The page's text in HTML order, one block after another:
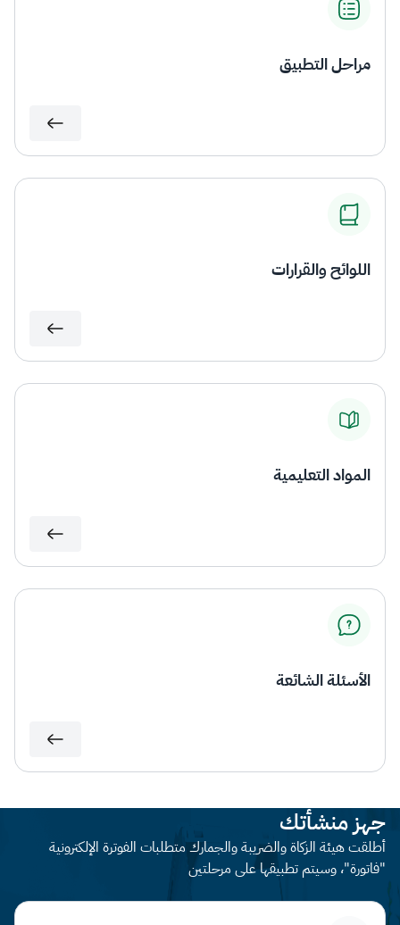
مراحل التطبيق
اللوائح والقرارات
المواد التعليمية
الأسئلة الشائعة
جهز منشأتك
أطلقت هيئة الزكاة والضريبة والجمارك متطلبات الفوترة الإلكترونية
"فاتورة"، وسيتم تطبيقها على مرحلتين